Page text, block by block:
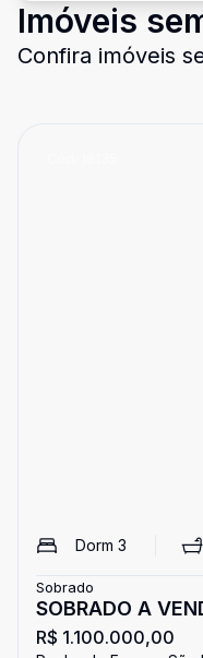
Imóveis
Confira imóveis
Dorm 3
Sobrado
SOBRADO A
FRANÇA
R$ 1.100.000,00